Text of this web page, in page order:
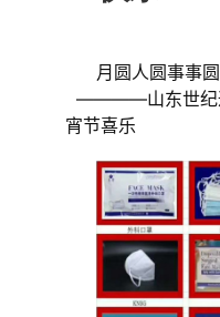
月圆人圆事事
————山东世纪
宵节喜乐